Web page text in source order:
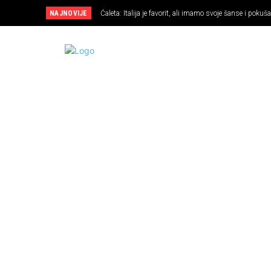
NAJNOVIJE Ćaleta: Italija je favorit, ali imamo svoje šanse i